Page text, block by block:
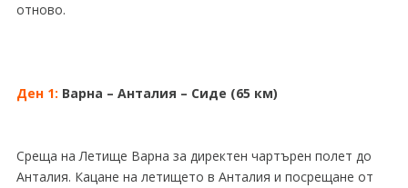
отново.
Ден 1: Варна – Анталия – Сиде (65 км)
Среща на Летище Варна за директен чартърен полет до
Анталия. Кацане на летището в Анталия и посрещане от